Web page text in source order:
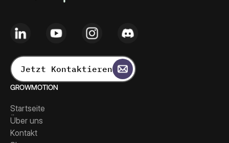
Jetzt Kontaktieren
GROWMOTION
Startseite
Über uns
Kontakt